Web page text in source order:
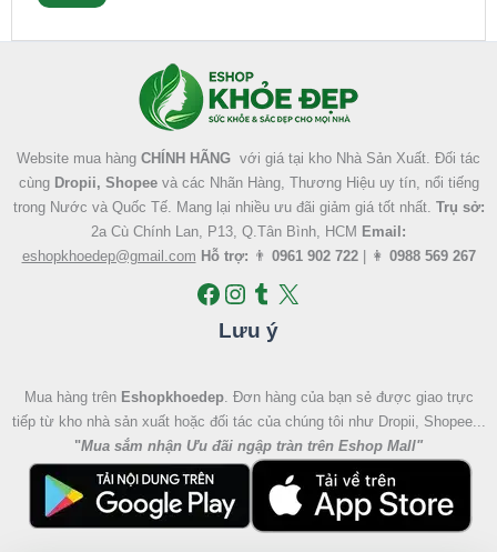
Website mua hàng CHÍNH HÃNG với giá tại kho Nhà Sản Xuất. Đối tác
cùng Dropii, Shopeevà các Nhãn Hàng, Thương Hiệu uy tín, nổi tiếng
trong Nước và Quốc Tế. Mang lại nhiều ưu đãi giảm giá tốt nhất. Trụ sở:
2a Cù Chính Lan, P13, Q.Tân Bình, HCM Email:
eshopkhoedep@gmail.com Hỗ trợ: 👨 0961 902 722| 👩 0988 569 267
Lưu ý
Mua hàng trên Eshopkhoedep. Đơn hàng của bạn sẻ được giao trực
tiếp từ kho nhà sản xuất hoặc đối tác của chúng tôi như Dropii, Shopee...
"Mua sắm nhận Ưu đãi ngập tràn trên Eshop Mall"